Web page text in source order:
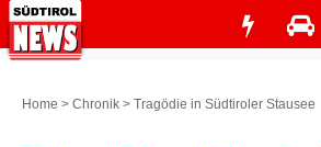
Home > Chronik > Tragödie in Südtiroler Stausee